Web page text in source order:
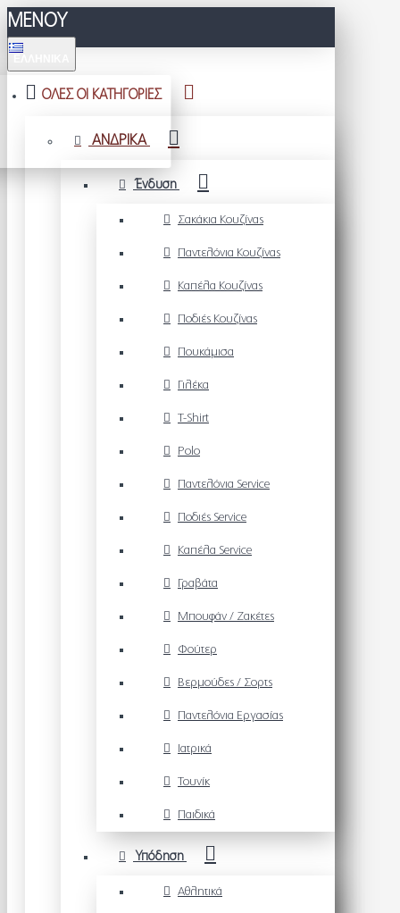
ΜΕΝΟΥ
ΟΛΕΣ ΟΙ ΚΑΤΗΓΟΡΙΕΣ
ΑΝΔΡΙΚΑ
Ένδυση
Σακάκια Κουζίνας
Παντελόνια Κουζίνας
Καπέλα Κουζίνας
Ποδιές Κουζίνας
Πουκάμισα
Γιλέκα
T-Shirt
Polo
Παντελόνια Service
Ποδιές Service
Καπέλα Service
Γραβάτα
Μπουφάν / Ζακέτες
Φούτερ
Βερμούδες / Σορτς
Παντελόνια Εργασίας
Ιατρικά
Τουνίκ
Παιδικά
Υπόδηση
Αθλητικά